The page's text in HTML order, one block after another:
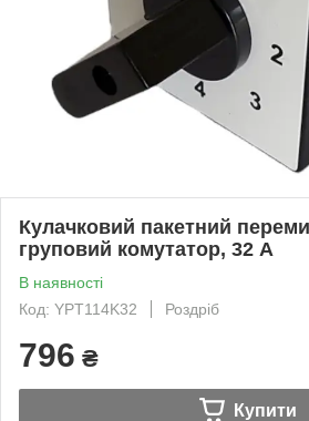
Кулачковий пакетний
груповий комутатор, 32 А
В наявності
Код: YPT114K32
Роздріб
796 ₴
Купити